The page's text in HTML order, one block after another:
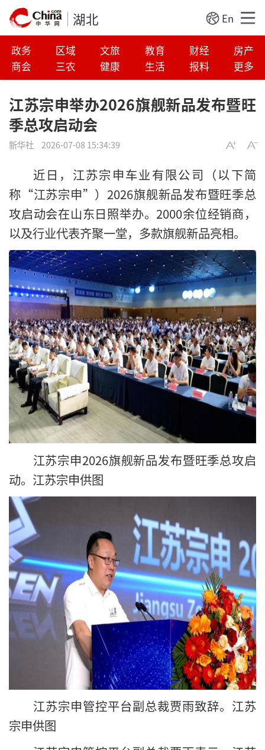
湖北 En
政务 区域 文旅 教育 财经
房产
商会
三农 健康 生活 报料 更多
江苏宗申举办2026旗舰新品发布暨旺
季总攻启动会
新华社 2026-07-08 15:34:39
近日，江苏宗申车业有限公司（以下简
称“江苏宗申”）2026旗舰新品发布暨旺季总
攻启动会在山东日照举办。2000余位经销商，
以及行业代表齐聚一堂，多款旗舰新品亮相。
江苏宗申2026旗舰新品发布暨旺季总攻启
动。江苏宗申供图
江苏宗申管控平台副总裁贾雨致辞。江苏
宗申供图